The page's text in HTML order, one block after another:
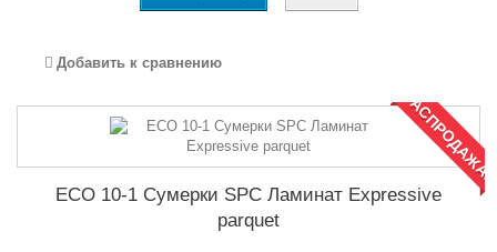
Добавить к сравнению
РАСПРОДАЖА!
ECO 10-1 Сумерки SPC Ламинат Expressive
parquet